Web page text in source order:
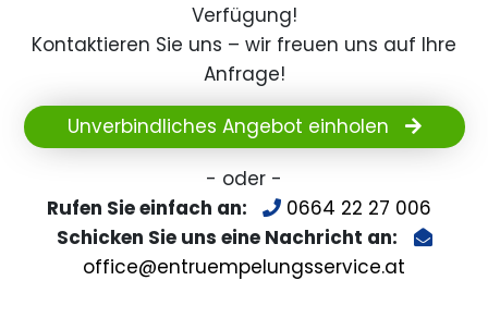
Verfügung!
Kontaktieren Sie uns – wir freuen uns auf Ihre
Anfrage!
Unverbindliches Angebot einholen
- oder -
Rufen Sie einfach an:
0664 22 27 006
Schicken Sie uns eine Nachricht an:
office@entruempelungsservice.at